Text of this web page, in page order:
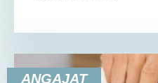
ANGAJAT